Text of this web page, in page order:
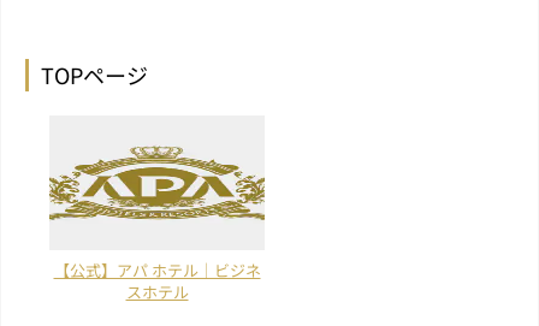
TOPページ
【公式】アパ ホテル｜ビジネ
スホテル